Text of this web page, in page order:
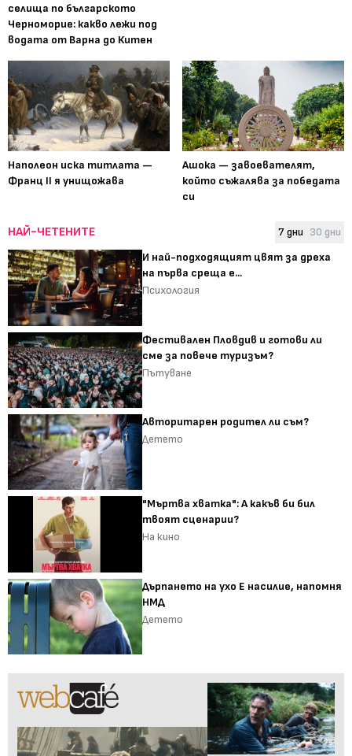
селища по българското
Черноморие: какво лежи под
водата от Варна до Китен
Наполеон иска титлата —
Франц II я унищожава
Ашока — завоевателят,
който съжалява за победата
си
НАЙ-ЧЕТЕНИТЕ 7 дни 30 дни
И най-подходящият цвят за дреха
на първа среща е...
Психология
Фестивален Пловдив и готови ли
сме за повече туризъм?
Пътуване
Авторитарен родител ли съм?
Детето
"Мъртва хватка": А какъв би бил
твоят сценарии?
На кино
Дърпането на ухо Е насилие, напомня
НМД
Детето